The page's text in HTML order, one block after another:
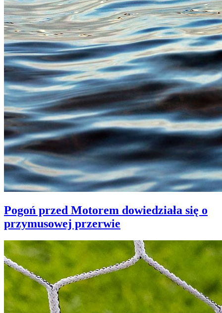
Pogoń przed Motorem dowiedziała się o
przymusowej przerwie